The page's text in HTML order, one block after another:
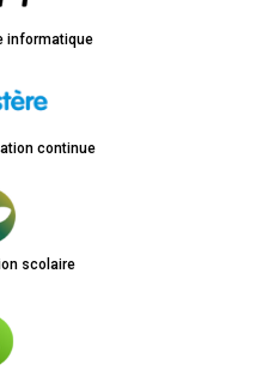
informatique
continue
scolaire